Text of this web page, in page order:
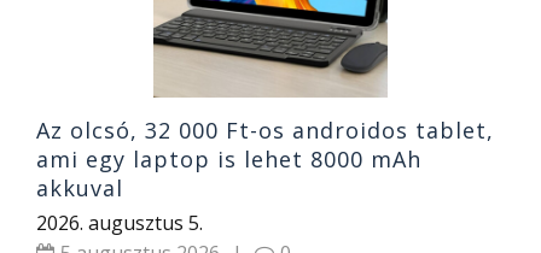
Az olcsó, 32 000 Ft-os androidos tablet,
ami egy laptop is lehet 8000 mAh
akkuval
2026. augusztus 5.